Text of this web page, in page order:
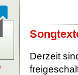
Derzeit